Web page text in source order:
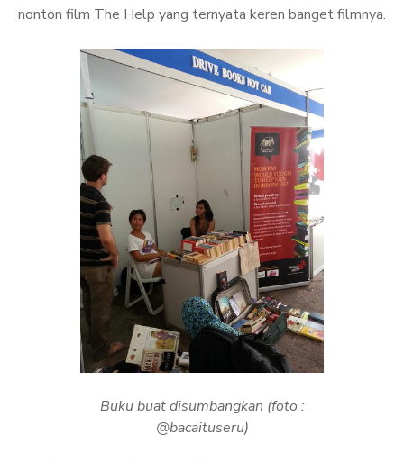
nonton film The Help yang ternyata keren banget filmnya.
Buku buat disumbangkan (foto :
@bacaituseru)